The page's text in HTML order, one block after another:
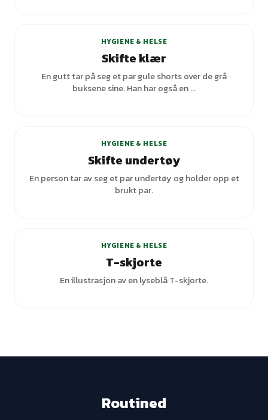
HYGIENE & HELSE
Skifte klær
En gutt tar på seg et par gule shorts over de grå
buksene sine. Han har også en ...
HYGIENE & HELSE
Skifte undertøy
En person tar av seg et par undertøy og holder opp et
brukt par.
HYGIENE & HELSE
T-skjorte
En illustrasjon av en lyseblå T-skjorte.
Routined